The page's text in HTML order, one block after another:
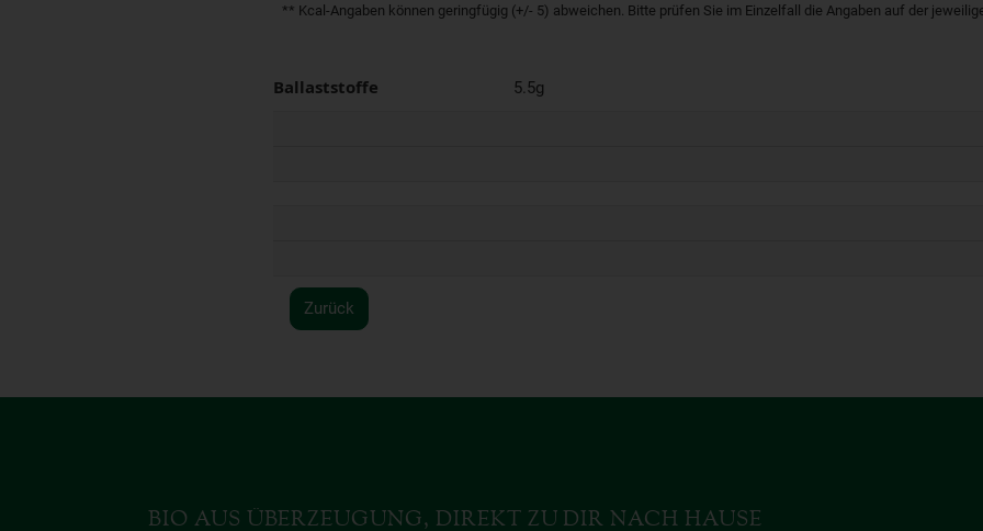
** Kcal-Angaben können geringfügig (+/- 5) abweichen. Bitte prüfen Sie im Einzelfall die Angaben auf der
Ballaststoffe 5.5g
Zurück
BIO AUS ÜBERZEUGUNG, DIREKT ZU DIR NACH HAUSE